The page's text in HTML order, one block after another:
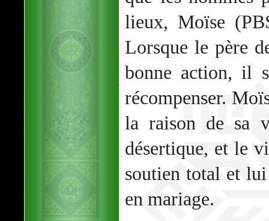
lieux, Moïse
Lorsque le père
bonne action, il
récompenser.
la raison de sa
désertique, et le
soutien total et
en mariage.